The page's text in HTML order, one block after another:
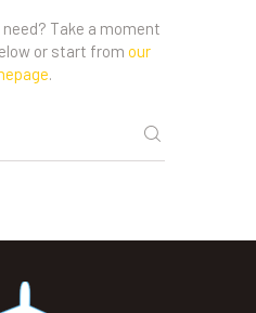
Take a moment
or start from our
.